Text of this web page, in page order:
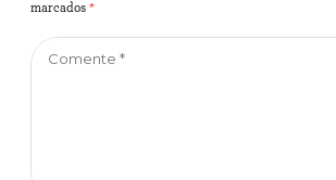
marcados *
Comente